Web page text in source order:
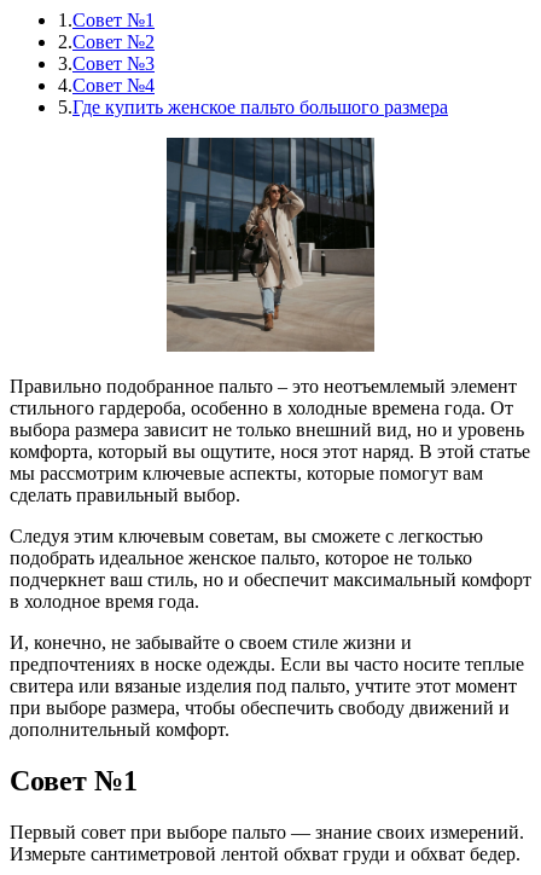
1.Совет №1
2.Совет №2
3.Совет №3
4.Совет №4
5.Где купить женское пальто большого размера
Правильно подобранное пальто – это неотъемлемый элемент
стильного гардероба, особенно в холодные времена года. От
выбора размера зависит не только внешний вид, но и уровень
комфорта, который вы ощутите, нося этот наряд. В этой статье
мы рассмотрим ключевые аспекты, которые помогут вам
сделать правильный выбор.
Следуя этим ключевым советам, вы сможете с легкостью
подобрать идеальное женское пальто, которое не только
подчеркнет ваш стиль, но и обеспечит максимальный комфорт
в холодное время года.
И, конечно, не забывайте о своем стиле жизни и
предпочтениях в носке одежды. Если вы часто носите теплые
свитера или вязаные изделия под пальто, учтите этот момент
при выборе размера, чтобы обеспечить свободу движений и
дополнительный комфорт.
Совет №1
Первый совет при выборе пальто — знание своих измерений.
Измерьте сантиметровой лентой обхват груди и обхват бедер.